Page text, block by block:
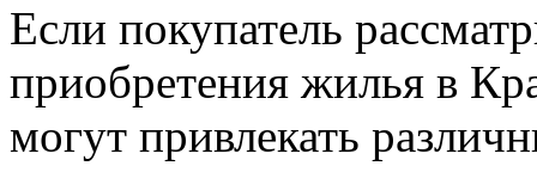
Если покупатель
приобретения жилья в
могут привлекать